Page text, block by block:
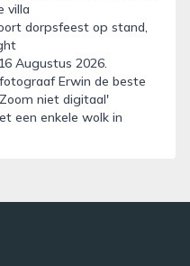
villa
dorpsfeest op stand,
Augustus 2026.
Erwin de beste
niet digitaal'
een enkele wolk in